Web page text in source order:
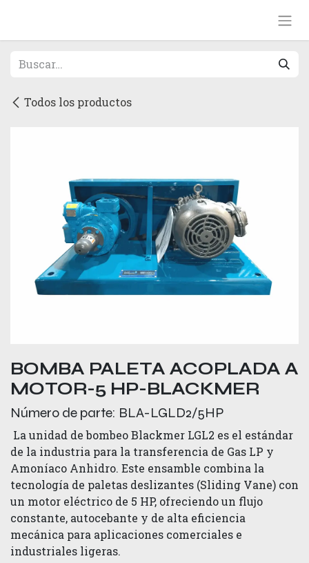
Todos los productos
BOMBA PALETA ACOPLADA A
MOTOR-5 HP-BLACKMER
Número de parte: BLA-LGLD2/5HP
La unidad de bombeo Blackmer LGL2 es el estándar
de la industria para la transferencia de Gas LP y
Amoníaco Anhidro. Este ensamble combina la
tecnología de paletas deslizantes (Sliding Vane) con
un motor eléctrico de 5 HP, ofreciendo un flujo
constante, autocebante y de alta eficiencia
mecánica para aplicaciones comerciales e
industriales ligeras.